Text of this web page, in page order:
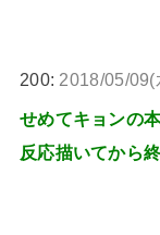
200: 2018/05/
せめてキョンの
反応描いてから